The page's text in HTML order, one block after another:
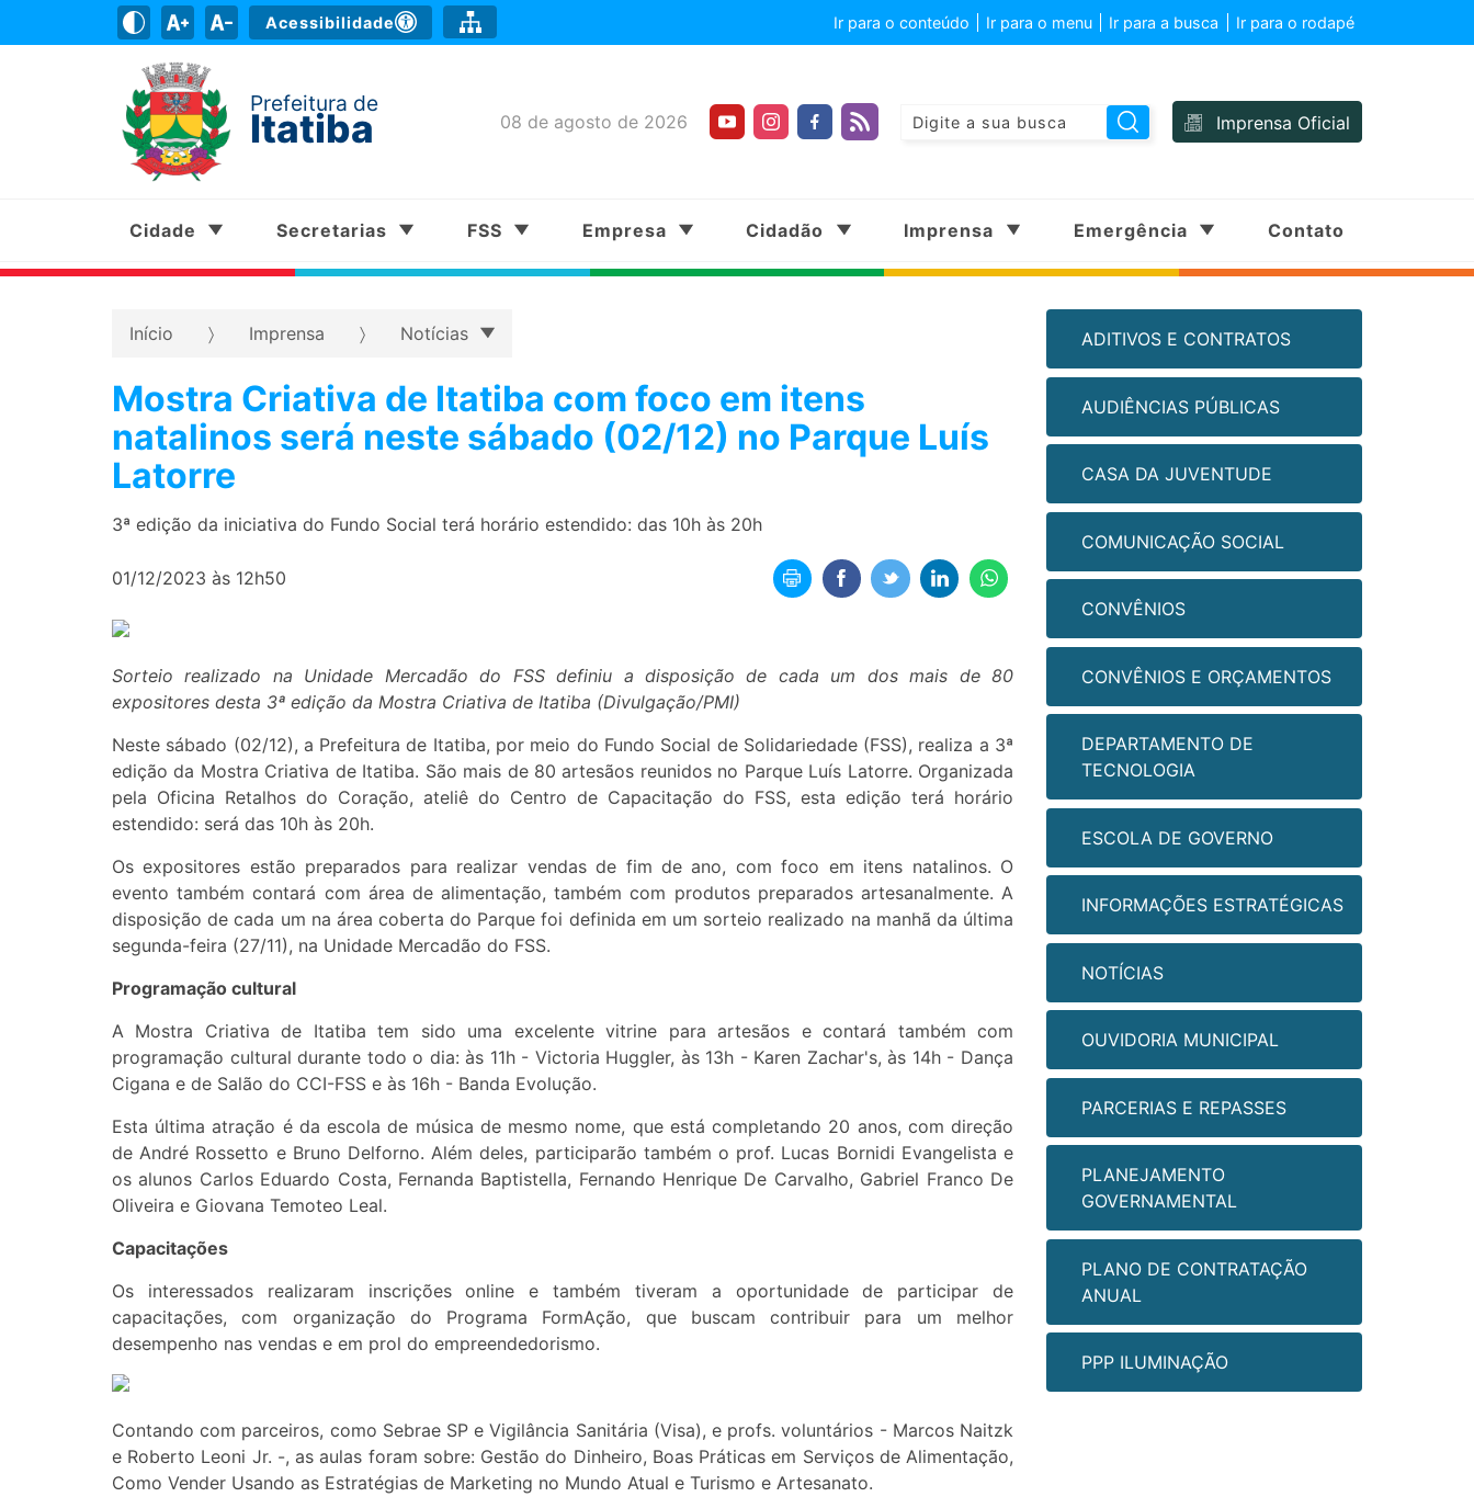
Acessibilidade Ir para o conteúdo Ir para o menu Ir para a busca Ir para o rodapé
Prefeitura de
Itatiba 08 de agosto de 2026 Imprensa Oficial
Cidade Secretarias FSS Empresa Cidadão Imprensa Emergência Contato
Início Imprensa Notícias
Mostra Criativa de Itatiba com foco em itens
natalinos será neste sábado (02/12) no Parque Luís
Latorre
3ª edição da iniciativa do Fundo Social terá horário estendido: das 10h às 20h
01/12/2023 às 12h50
Sorteio realizado na Unidade Mercadão do FSS definiu a disposição de cada um dos mais de 80
expositores desta 3ª edição da Mostra Criativa de Itatiba (Divulgação/PMI)
Neste sábado (02/12), a Prefeitura de Itatiba, por meio do Fundo Social de Solidariedade (FSS), realiza a 3ª
edição da Mostra Criativa de Itatiba. São mais de 80 artesãos reunidos no Parque Luís Latorre. Organizada
pela Oficina Retalhos do Coração, ateliê do Centro de Capacitação do FSS, esta edição terá horário
estendido: será das 10h às 20h.
Os expositores estão preparados para realizar vendas de fim de ano, com foco em itens natalinos. O
evento também contará com área de alimentação, também com produtos preparados artesanalmente. A
disposição de cada um na área coberta do Parque foi definida em um sorteio realizado na manhã da última
segunda-feira (27/11), na Unidade Mercadão do FSS.
Programação cultural
A Mostra Criativa de Itatiba tem sido uma excelente vitrine para artesãos e contará também com
programação cultural durante todo o dia: às 11h - Victoria Huggler, às 13h - Karen Zachar's, às 14h - Dança
Cigana e de Salão do CCI-FSS e às 16h - Banda Evolução.
Esta última atração é da escola de música de mesmo nome, que está completando 20 anos, com direção
de André Rossetto e Bruno Delforno. Além deles, participarão também o prof. Lucas Bornidi Evangelista e
os alunos Carlos Eduardo Costa, Fernanda Baptistella, Fernando Henrique De Carvalho, Gabriel Franco De
Oliveira e Giovana Temoteo Leal.
Capacitações
Os interessados realizaram inscrições online e também tiveram a oportunidade de participar de
capacitações, com organização do Programa FormAção, que buscam contribuir para um melhor
desempenho nas vendas e em prol do empreendedorismo.
Contando com parceiros, como Sebrae SP e Vigilância Sanitária (Visa), e profs. voluntários - Marcos Naitzk
e Roberto Leoni Jr. -, as aulas foram sobre: Gestão do Dinheiro, Boas Práticas em Serviços de Alimentação,
Como Vender Usando as Estratégias de Marketing no Mundo Atual e Turismo e Artesanato.
ADITIVOS E CONTRATOS
AUDIÊNCIAS PÚBLICAS
CASA DA JUVENTUDE
COMUNICAÇÃO SOCIAL
CONVÊNIOS
CONVÊNIOS E ORÇAMENTOS
DEPARTAMENTO DE
TECNOLOGIA
ESCOLA DE GOVERNO
INFORMAÇÕES ESTRATÉGICAS
NOTÍCIAS
OUVIDORIA MUNICIPAL
PARCERIAS E REPASSES
PLANEJAMENTO
GOVERNAMENTAL
PLANO DE CONTRATAÇÃO
ANUAL
PPP ILUMINAÇÃO